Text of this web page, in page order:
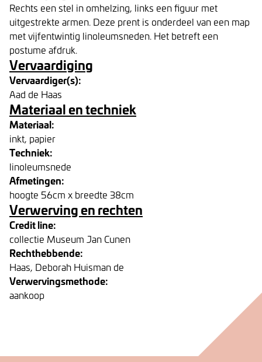
Rechts een stel in omhelzing, links een figuur met
uitgestrekte armen. Deze prent is onderdeel van een map
met vijfentwintig linoleumsneden. Het betreft een
postume afdruk.
Vervaardiging
Vervaardiger(s):
Aad de Haas
Materiaal en techniek
Materiaal:
inkt, papier
Techniek:
linoleumsnede
Afmetingen:
hoogte 56cm x breedte 38cm
Verwerving en rechten
Credit line:
collectie Museum Jan Cunen
Rechthebbende:
Haas, Deborah Huisman de
Verwervingsmethode:
aankoop